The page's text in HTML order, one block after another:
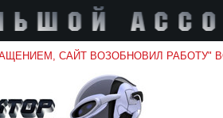
САЙТ ВОЗОБНОВИЛ РАБОТУ"